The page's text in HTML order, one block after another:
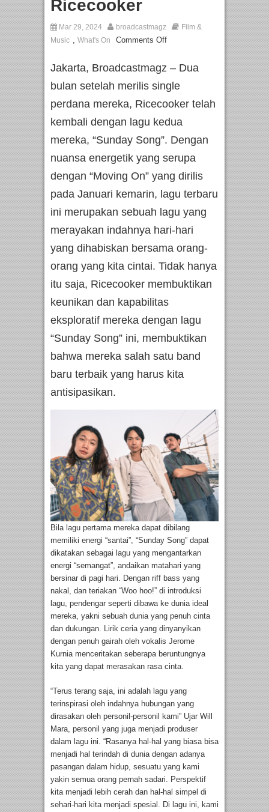
Ricecooker
Mar 29, 2024 broadcastmagz
Film &
Music , What's On Comments Off
Jakarta, Broadcastmagz – Dua
bulan setelah merilis single
perdana mereka, Ricecooker telah
kembali dengan lagu kedua
mereka, “Sunday Song”. Dengan
nuansa energetik yang serupa
dengan “Moving On” yang dirilis
pada Januari kemarin, lagu terbaru
ini merupakan sebuah lagu yang
merayakan indahnya hari-hari
yang dihabiskan bersama orang-
orang yang kita cintai. Tidak hanya
itu saja, Ricecooker membuktikan
keunikan dan kapabilitas
eksploratif mereka dengan lagu
“Sunday Song” ini, membuktikan
bahwa mereka salah satu band
baru terbaik yang harus kita
antisipasikan.
Bila lagu pertama mereka dapat dibilang
memiliki energi “santai”, “Sunday Song” dapat
dikatakan sebagai lagu yang mengantarkan
energi “semangat”, andaikan matahari yang
bersinar di pagi hari. Dengan riff bass yang
nakal, dan teriakan “Woo hoo!” di introduksi
lagu, pendengar seperti dibawa ke dunia ideal
mereka, yakni sebuah dunia yang penuh cinta
dan dukungan. Lirik ceria yang dinyanyikan
dengan penuh gairah oleh vokalis Jerome
Kurnia menceritakan seberapa beruntungnya
kita yang dapat merasakan rasa cinta.
“Terus terang saja, ini adalah lagu yang
terinspirasi oleh indahnya hubungan yang
dirasakan oleh personil-personil kami” Ujar Will
Mara, personil yang juga menjadi produser
dalam lagu ini. “Rasanya hal-hal yang biasa bisa
menjadi hal terindah di dunia dengan adanya
pasangan dalam hidup, sesuatu yang kami
yakin semua orang pernah sadari. Perspektif
kita menjadi lebih cerah dan hal-hal simpel di
sehari-hari kita menjadi spesial. Di lagu ini, kami